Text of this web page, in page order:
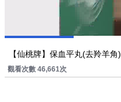
【仙桃牌】保血平丸(去羚羊角)
觀看次數 46,661次